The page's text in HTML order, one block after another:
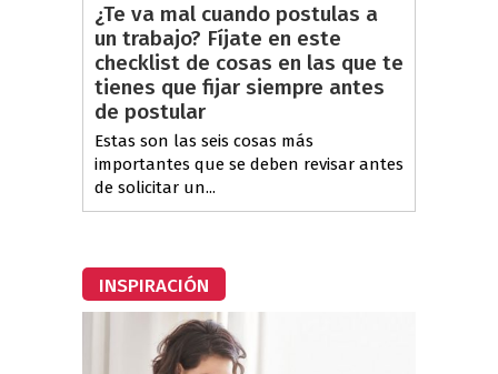
¿Te va mal cuando postulas a
un trabajo? Fíjate en este
checklist de cosas en las que te
tienes que fijar siempre antes
de postular
Estas son las seis cosas más
importantes que se deben revisar antes
de solicitar un...
INSPIRACIÓN